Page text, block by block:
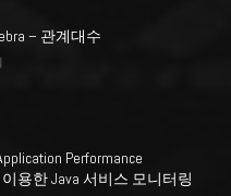
– 관계대수
Performance
이용한 Java 서비스 모니터링